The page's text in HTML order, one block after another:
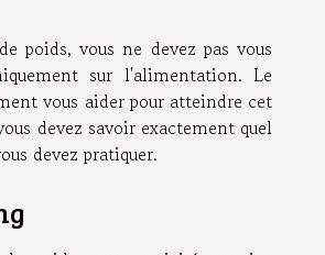
poids, vous ne devez pas vous
sur l'alimentation. Le
vous aider pour atteindre cet
devez savoir exactement quel
devez pratiquer.